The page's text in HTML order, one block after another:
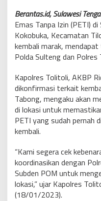
Berantas.id, Sulawesi
Emas Tanpa Izin (PETI)
Kokobuka, Kecamatan
kembali marak,
Polda Sulteng dan Polres
Kapolres Tolitoli, AKBP
dikonfirmasi terkait
Tabong, mengaku akan
di lokasi untuk
PETI yang sudah pernah
kembali.
“Kami segera cek
koordinasikan dengan
Subden POM untuk
lokasi,” ujar Kapolres
(18/01/2023).